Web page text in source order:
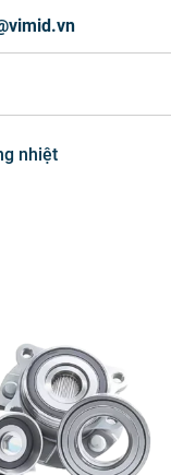
nhiệt